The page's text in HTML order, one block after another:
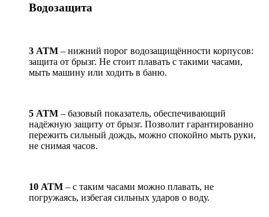
Водозащита
3 АТМ – нижний порог водозащищённости корпусов:
защита от брызг. Не стоит плавать с такими часами,
мыть машину или ходить в баню.
5 АТМ – базовый показатель, обеспечивающий
надёжную защиту от брызг. Позволит гарантированно
пережить сильный дождь, можно спокойно мыть руки,
не снимая часов.
10 АТМ – с таким часами можно плавать, не
погружаясь, избегая сильных ударов о воду.